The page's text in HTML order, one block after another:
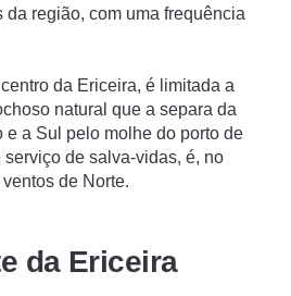
região, com uma frequência
da Ericeira, é limitada a
natural que a separa da
e a Sul pelo molhe do porto de
de salva-vidas, é, no
de Norte.
da Ericeira